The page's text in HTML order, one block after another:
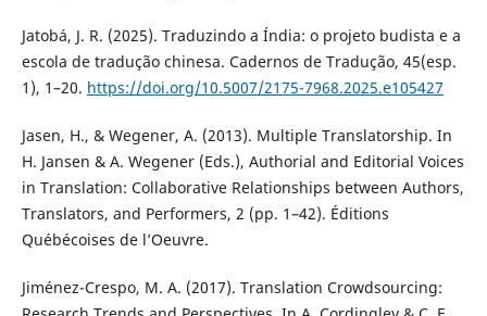
Jatobá, J. R. (2025). Traduzindo a Índia: o projeto budista e a
escola de tradução chinesa. Cadernos de Tradução, 45(esp.
1), 1–20. https://doi.org/10.5007/2175-7968.2025.e105427
Jasen, H., & Wegener, A. (2013). Multiple Translatorship. In
H. Jansen & A. Wegener (Eds.), Authorial and Editorial Voices
in Translation: Collaborative Relationships between Authors,
Translators, and Performers, 2 (pp. 1–42). Éditions
Québécoises de l’Oeuvre.
Jiménez-Crespo, M. A. (2017). Translation Crowdsourcing: